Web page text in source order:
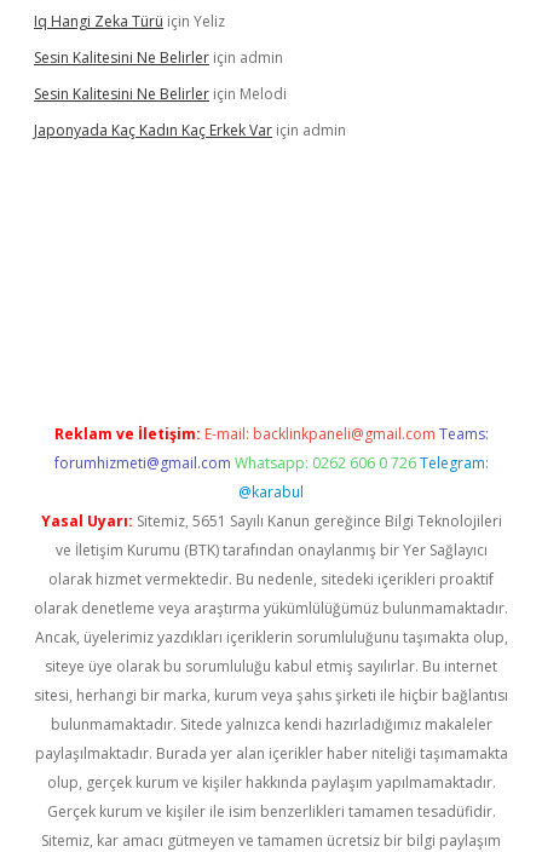
Iq Hangi Zeka Türü için Yeliz
Sesin Kalitesini Ne Belirler için admin
Sesin Kalitesini Ne Belirler için Melodi
Japonyada Kaç Kadın Kaç Erkek Var için admin
Reklam ve İletişim: E-mail: backlinkpaneli@gmail.com Teams:
forumhizmeti@gmail.com Whatsapp: 0262 606 0 726 Telegram:
@karabul
Yasal Uyarı: Sitemiz, 5651 Sayılı Kanun gereğince Bilgi Teknolojileri
ve İletişim Kurumu (BTK) tarafından onaylanmış bir Yer Sağlayıcı
olarak hizmet vermektedir. Bu nedenle, sitedeki içerikleri proaktif
olarak denetleme veya araştırma yükümlülüğümüz bulunmamaktadır.
Ancak, üyelerimiz yazdıkları içeriklerin sorumluluğunu taşımakta olup,
siteye üye olarak bu sorumluluğu kabul etmiş sayılırlar. Bu internet
sitesi, herhangi bir marka, kurum veya şahıs şirketi ile hiçbir bağlantısı
bulunmamaktadır. Sitede yalnızca kendi hazırladığımız makaleler
paylaşılmaktadır. Burada yer alan içerikler haber niteliği taşımamakta
olup, gerçek kurum ve kişiler hakkında paylaşım yapılmamaktadır.
Gerçek kurum ve kişiler ile isim benzerlikleri tamamen tesadüfidir.
Sitemiz, kar amacı gütmeyen ve tamamen ücretsiz bir bilgi paylaşım